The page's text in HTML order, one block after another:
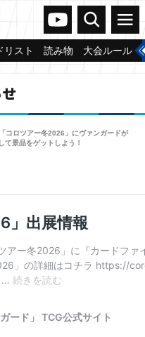
ヴァンガードch
検索 メニュー
リスト 読み物 大会ルール
コロツアー冬2026」にヴァンガードが
て景品をゲットしよう！